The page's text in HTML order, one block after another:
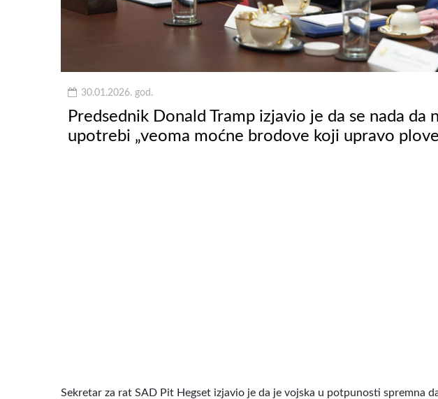
30.01.2026. god.
Predsednik Donald Tramp izjavio je da se nada da
upotrebi „veoma moćne brodove koji upravo plove
Sekretar za rat SAD Pit Hegset izjavio je da je vojska u potpunosti spremna